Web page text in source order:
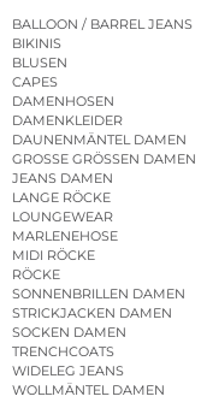
BALLOON / BARREL JEANS
BIKINIS
BLUSEN
CAPES
DAMENHOSEN
DAMENKLEIDER
DAUNENMÄNTEL DAMEN
GROSSE GRÖSSEN DAMEN
JEANS DAMEN
LANGE RÖCKE
LOUNGEWEAR
MARLENEHOSE
MIDI RÖCKE
RÖCKE
SONNENBRILLEN DAMEN
STRICKJACKEN DAMEN
SOCKEN DAMEN
TRENCHCOATS
WIDELEG JEANS
WOLLMÄNTEL DAMEN